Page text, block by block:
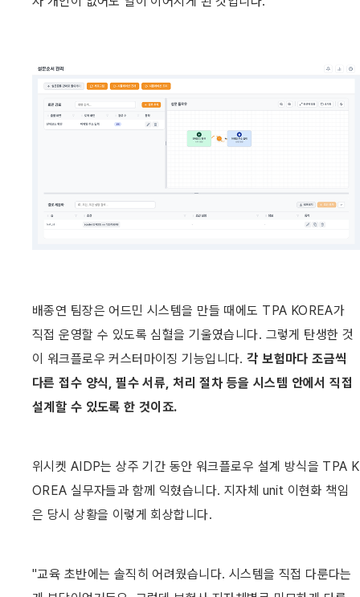
배종연 팀장은 어드민 시스템을 만들 때에도 TPA KOREA가
직접 운영할 수 있도록 심혈을 기울였습니다. 그렇게 탄생한 것
이 워크플로우 커스터마이징 기능입니다. 각 보험마다 조금씩
다른 접수 양식, 필수 서류, 처리 절차 등을 시스템 안에서 직접
설계할 수 있도록 한 것이죠.
위시켓 AIDP는 상주 기간 동안 워크플로우 설계 방식을 TPA K
OREA 실무자들과 함께 익혔습니다. 지자체 unit 이현화 책임
은 당시 상황을 이렇게 회상합니다.
"교육 초반에는 솔직히 어려웠습니다. 시스템을 직접 다룬다는